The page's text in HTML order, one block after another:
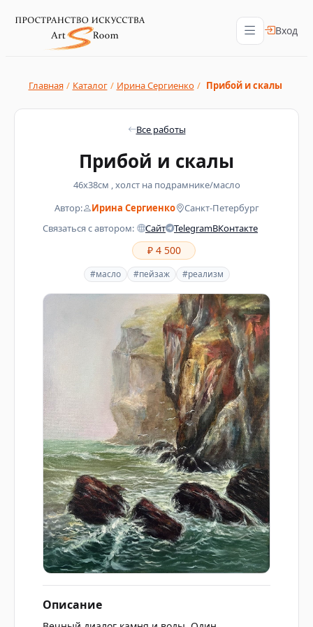
Вход
Главная / Каталог / Ирина Сергиенко / Прибой и скалы
Все работы
Прибой и скалы
46х38см , холст на подрамнике/масло
#масло #пейзаж #реализм
Автор: Ирина Сергиенко
Санкт-Петербург
Связаться с автором:
Сайт TelegramВКонтакте
₽ 4 500
Описание